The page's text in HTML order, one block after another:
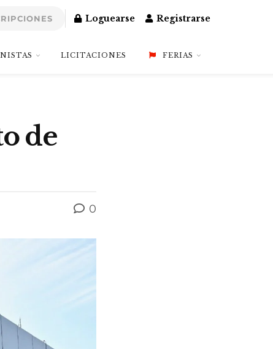
Loguearse Registrarse
LICITACIONES FERIAS
de
0